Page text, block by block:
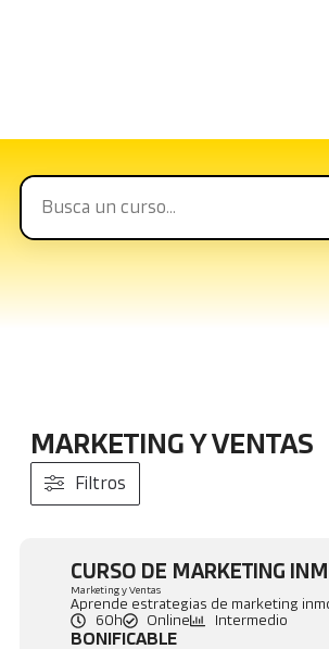
MARKETING Y VENTAS
Filtros
CURSO DE MARKETING
Marketing y Ventas
Aprende estrategias de marketing
60h
Online Intermedio
BONIFICABLE